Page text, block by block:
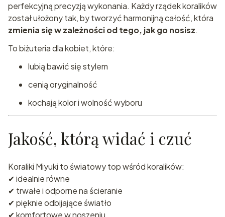
perfekcyjną precyzją wykonania. Każdy rządek koralików
został ułożony tak, by tworzyć harmonijną całość, która
zmienia się w zależności od tego, jak go nosisz.
To biżuteria dla kobiet, które:
lubią bawić się stylem
cenią oryginalność
kochają kolor i wolność wyboru
Jakość, którą widać i czuć
Koraliki Miyuki to światowy top wśród koralików:
✔ idealnie równe
✔ trwałe i odporne na ścieranie
✔ pięknie odbijające światło